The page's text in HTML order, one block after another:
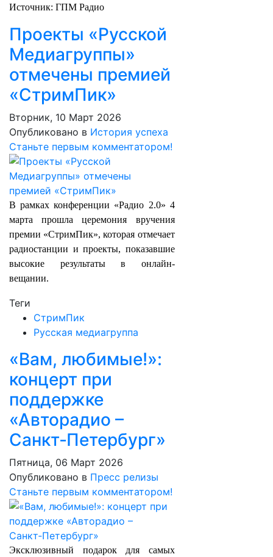
Источник: ГПМ Радио
Проекты «Русской
Медиагруппы»
отмечены премией
«СтримПик»
Вторник, 10 Март 2026
Опубликовано в История успеха
Станьте первым комментатором!
В рамках конференции «Радио 2.0» 4
марта прошла церемония вручения
премии «СтримПик», которая отмечает
радиостанции и проекты, показавшие
высокие результаты в онлайн-
вещании.
Теги
СтримПик
Русская медиагруппа
«Вам, любимые!»:
концерт при
поддержке
«Авторадио –
Санкт‑Петербург»
Пятница, 06 Март 2026
Опубликовано в Пресс релизы
Станьте первым комментатором!
Эксклюзивный подарок для самых